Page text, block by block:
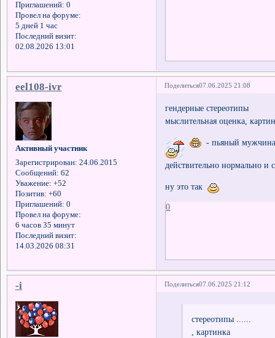
Приглашений: 0
Провел на форуме:
5 дней 1 час
Последний визит:
02.08.2026 13:01
Поделиться07.06.2025 21:08
eel108-ivr
Активный участник
Зарегистрирован: 24.06.2015
Сообщений: 62
Уважение: +52
Позитив: +60
Приглашений: 0
Провел на форуме:
6 часов 35 минут
Последний визит:
14.03.2026 08:31
гендерные стереотипы
мыслительная оценка,
- пьяный
действительно нормально
ну это так
0
Поделиться07.06.2025 21:12
-i
стереотипы ......
, картинка